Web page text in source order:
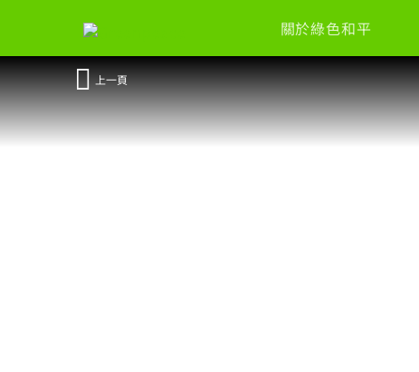
關於綠色和平
上一頁